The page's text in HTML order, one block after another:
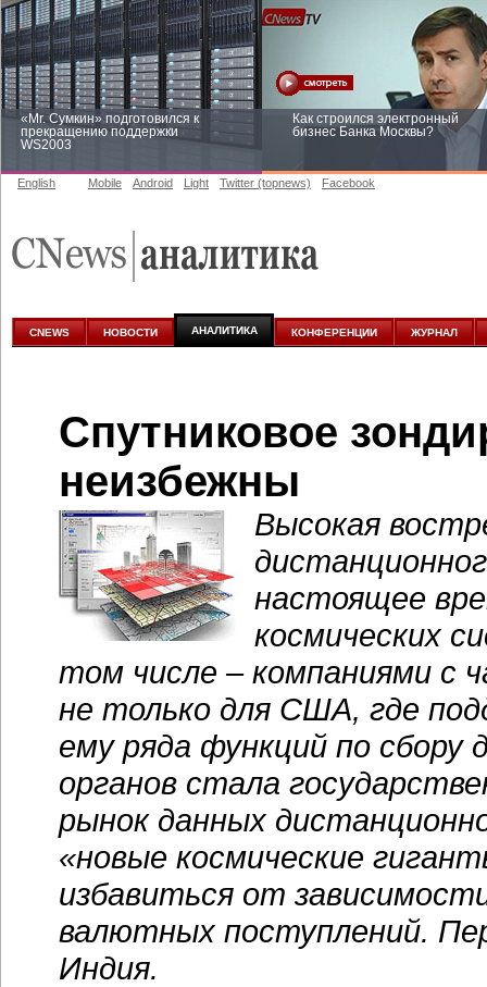
«Mr. Сумкин» подготовился к
прекращению поддержки
WS2003
Как строился электронный
бизнес Банка Москвы?
аналитике
English Mobile Android Light Twitter (topnews) Facebook
CNEWS НОВОСТИ АНАЛИТИКА КОНФЕРЕНЦИИ ЖУРНАЛ
Спутниковое
неизбежны
Высокая
настоящее
космических
том числе – компаниями с
не только для США, где
ему ряда функций по сбору
органов стала
рынок данных
«новые космические
избавиться от
валютных поступлений.
Индия.